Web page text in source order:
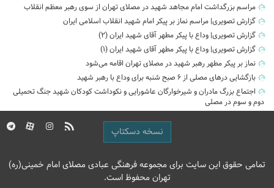
مراسم بزرگداشت امام مجاهد شهید در مصلای تهران از سوی رهبر معظم انقلاب
گزارش تصویری| مراسم نماز بر پیکر امام شهید انقلاب اسلامی ایران
گزارش تصویری| وداع با پیکر مطهر آقای شهید ایران (2)
گزارش تصویری| وداع با پیکر مطهر آقای شهید ایران (1)
نماز بر پیکر مطهر رهبر شهید در مصلای تهران اقامه می‌شود
بازگشایی درهای مصلی از ۶ صبح شنبه برای وداع با رهبر شهید
اجتماع بزرگ مادران و شیرخوارگان عاشورایی و نکوداشت کودکان شهید جنگ تحمیلی
دوم و سوم در مصلی
نسخه دسکتاپ
تمامی حقوق این سایت برای مجموعه فرهنگی عبادی مصلای امام خمینی(ره)
تهران محفوظ است.